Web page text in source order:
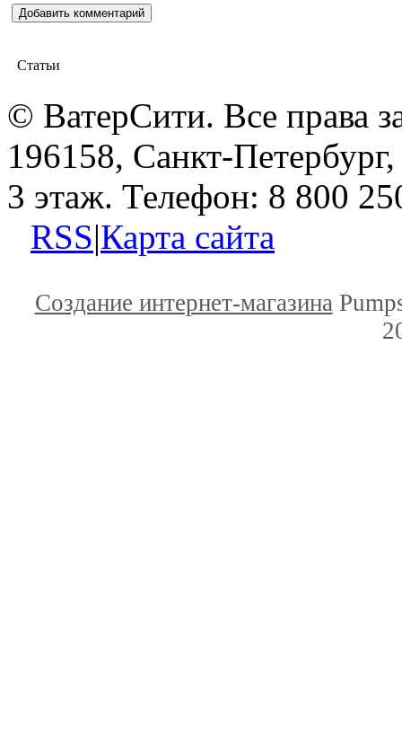
Статьи
© ВатерСити. Все права
196158, Санкт-
3 этаж. Телефон: 8 800
RSS|Карта сайта
Создание интернет-магазина